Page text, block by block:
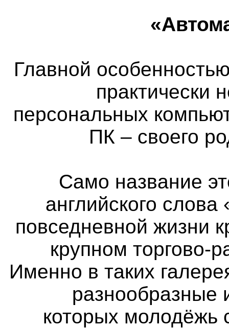
Главной
практически
персональных
ПК – своего
Само название
английского
повседневной жизни
крупном торгово-
Именно в таких
разнообразные
которых молодёжь